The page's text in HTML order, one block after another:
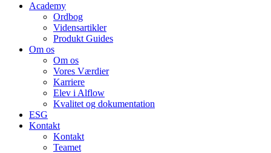
Academy
Ordbog
Vidensartikler
Produkt Guides
Om os
Om os
Vores Værdier
Karriere
Elev i Alflow
Kvalitet og dokumentation
ESG
Kontakt
Kontakt
Teamet